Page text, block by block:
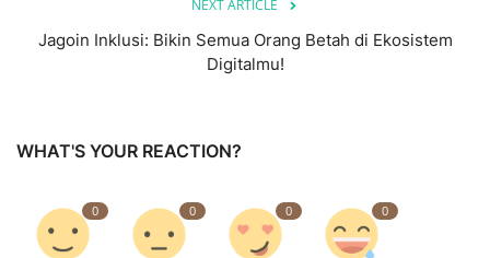
NEXT ARTICLE
Jagoin Inklusi: Bikin Semua Orang Betah di Ekosistem
Digitalmu!
WHAT'S YOUR REACTION?
0 0 0 0